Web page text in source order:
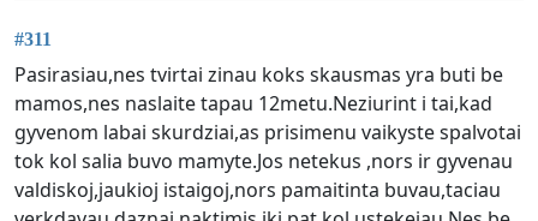
#311
Pasirasiau,nes tvirtai zinau koks skausmas yra buti be
mamos,nes naslaite tapau 12metu.Neziurint i tai,kad
gyvenom labai skurdziai,as prisimenu vaikyste spalvotai
tok kol salia buvo mamyte.Jos netekus ,nors ir gyvenau
valdiskoj,jaukioj istaigoj,nors pamaitinta buvau,taciau